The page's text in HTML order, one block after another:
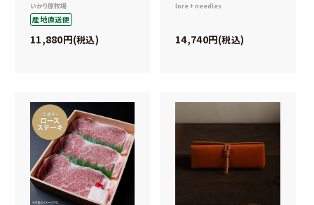
いかり原牧場
産地直送便
11,880 税込
lore + needles
14,740 税込